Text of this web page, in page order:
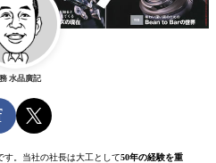
水品廣記
す。当社の社長は大工として50年の経験を重